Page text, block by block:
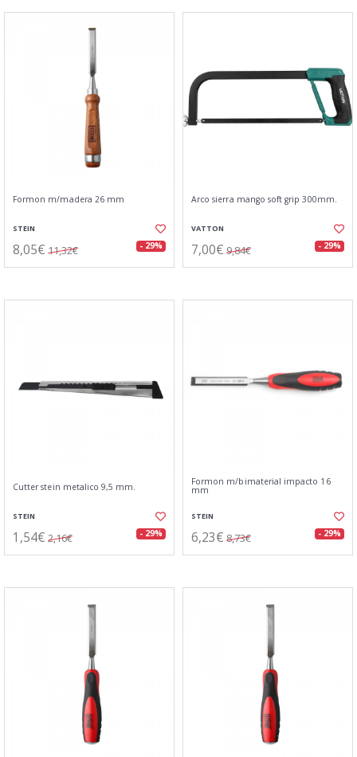
Formon m/madera 26 mm
STEIN
8,05€ 11,32€ - 29%
Arco sierra mango soft grip 300mm.
VATTON
7,00€ 9,84€ - 29%
Cutter stein metalico 9,5 mm.
STEIN
1,54€ 2,16€ - 29%
Formon m/bimaterial impacto 16
mm
STEIN
6,23€ 8,73€ - 29%